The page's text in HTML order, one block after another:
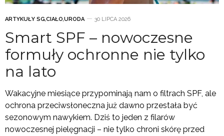
ARTYKUŁY SG,CIAŁO,URODA 30 LIPCA 2026
Smart SPF – nowoczesne
formuły ochronne nie tylko
na lato
Wakacyjne miesiące przypominają nam o filtrach SPF, ale
ochrona przeciwsłoneczna już dawno przestała być
sezonowym nawykiem. Dziś to jeden z filarów
nowoczesnej pielęgnacji – nie tylko chroni skórę przed